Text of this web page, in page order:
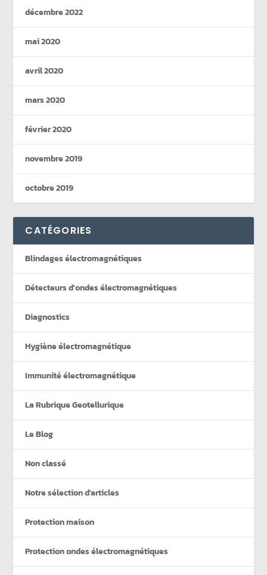
décembre 2022
mai 2020
avril 2020
mars 2020
février 2020
novembre 2019
octobre 2019
CATÉGORIES
Blindages électromagnétiques
Détecteurs d'ondes électromagnétiques
Diagnostics
Hygiène électromagnétique
Immunité électromagnétique
La Rubrique Geotellurique
Le Blog
Non classé
Notre sélection d'articles
Protection maison
Protection ondes électromagnétiques